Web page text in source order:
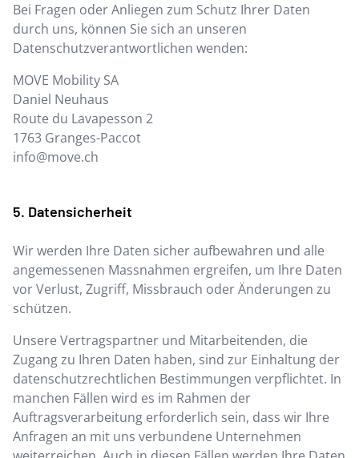
Bei Fragen oder Anliegen zum Schutz Ihrer Daten
durch uns, können Sie sich an unseren
Datenschutzverantwortlichen wenden:
MOVE Mobility SA
Daniel Neuhaus
Route du Lavapesson 2
1763 Granges-Paccot
info@move.ch
Datensicherheit
Wir werden Ihre Daten sicher aufbewahren und alle
angemessenen Massnahmen ergreifen, um Ihre Daten
vor Verlust, Zugriff, Missbrauch oder Änderungen zu
schützen.
Unsere Vertragspartner und Mitarbeitenden, die
Zugang zu Ihren Daten haben, sind zur Einhaltung der
datenschutzrechtlichen Bestimmungen verpflichtet. In
manchen Fällen wird es im Rahmen der
Auftragsverarbeitung erforderlich sein, dass wir Ihre
Anfragen an mit uns verbundene Unternehmen